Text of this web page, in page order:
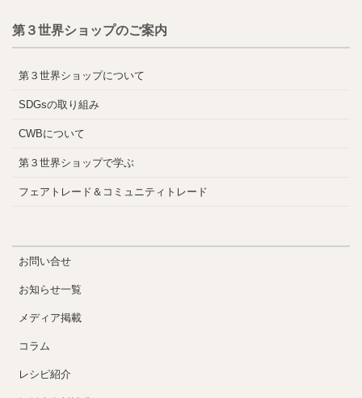
第３世界ショップのご案内
第３世界ショップについて
SDGsの取り組み
CWBについて
第３世界ショップで学ぶ
フェアトレード＆コミュニティトレード
お問い合せ
お知らせ一覧
メディア掲載
コラム
レシピ紹介